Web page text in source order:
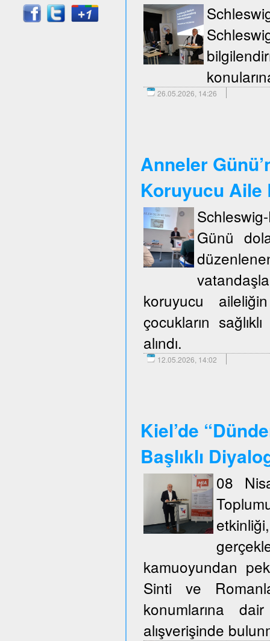
26.05.2026, 14:26
Anneler
Koruyucu Aile
Günü
koruyucu
çocukların
alındı.
12.05.2026, 14:02
Kiel’de
Başlıklı
08
kamuoyundan pek
Sinti ve
konumlarına
alışverişinde